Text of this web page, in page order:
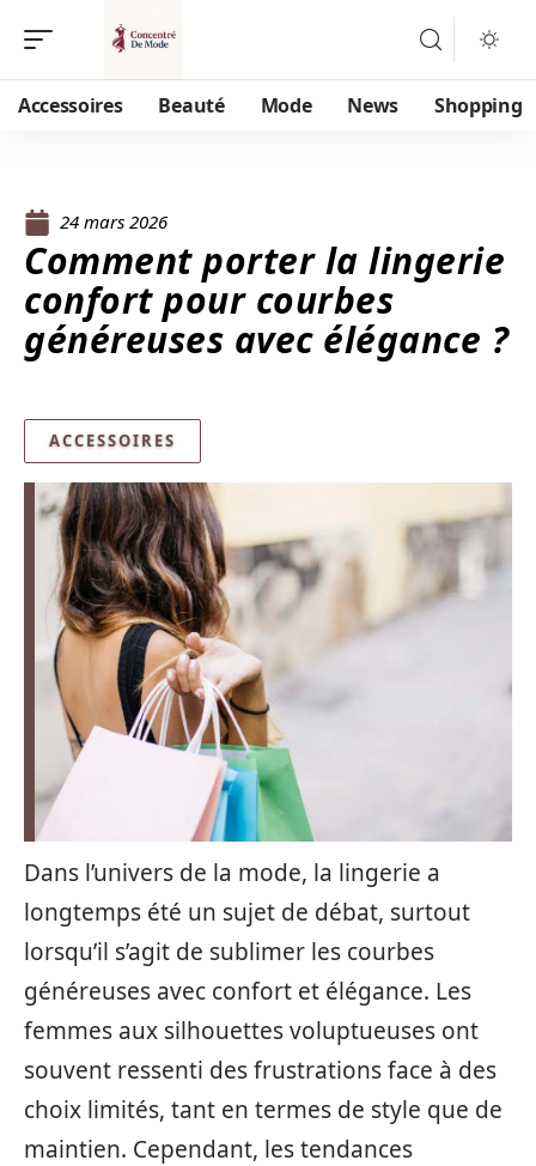
Accessoires Beauté Mode News Shopping
24 mars 2026
Comment porter la lingerie
confort pour courbes
généreuses avec élégance ?
ACCESSOIRES
Dans l’univers de la mode, la lingerie a
longtemps été un sujet de débat, surtout
lorsqu’il s’agit de sublimer les courbes
généreuses avec confort et élégance. Les
femmes aux silhouettes voluptueuses ont
souvent ressenti des frustrations face à des
choix limités, tant en termes de style que de
maintien. Cependant, les tendances